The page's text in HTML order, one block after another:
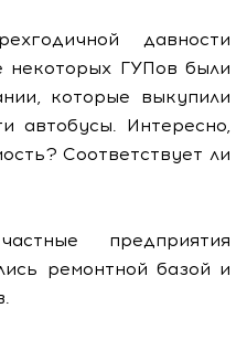
давности
некоторых ГУПов были
которые выкупили
автобусы. Интересно,
Соответствует ли
предприятия
ремонтной базой и